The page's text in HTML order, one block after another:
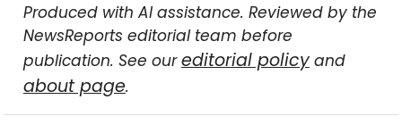
Produced with AI assistance. Reviewed by the
NewsReports editorial team before
publication. See oureditorial policyand
about page.